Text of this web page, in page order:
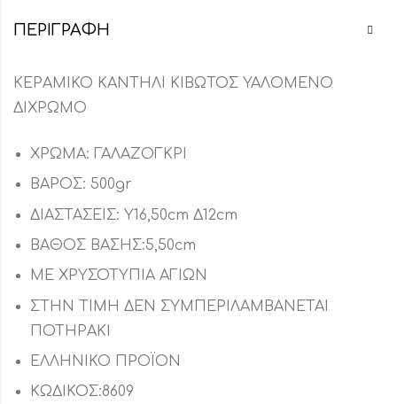
ΠΕΡΙΓΡΑΦΉ
ΚΕΡΑΜΙΚΟ ΚΑΝΤΗΛΙ ΚΙΒΩΤΟΣ ΥΑΛΟΜΕΝΟ
ΔΙΧΡΩΜΟ
ΧΡΩΜΑ: ΓΑΛΑΖΟΓΚΡΙ
ΒΑΡΟΣ: 500gr
ΔΙΑΣΤΑΣΕΙΣ: Υ16,50cm Δ12cm
ΒΑΘΟΣ ΒΑΣΗΣ:5,50cm
ΜΕ ΧΡΥΣΟΤΥΠΙΑ ΑΓΙΩΝ
ΣΤΗΝ ΤΙΜΗ ΔΕΝ ΣΥΜΠΕΡΙΛΑΜΒΑΝΕΤΑΙ
ΠΟΤΗΡΑΚΙ
ΕΛΛΗΝΙΚΟ ΠΡΟΪΟΝ
ΚΩΔΙΚΟΣ:8609